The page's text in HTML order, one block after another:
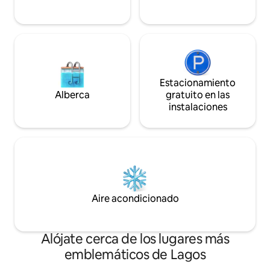
y lugares de vida nocturna.
Alberca
Estacionamiento
gratuito en las
instalaciones
Aire acondicionado
Alójate cerca de los lugares más
emblemáticos de Lagos